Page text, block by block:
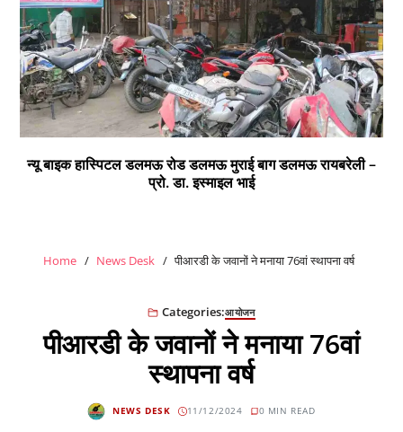
न्यू बाइक हास्पिटल डलमऊ रोड डलमऊ मुराई बाग डलमऊ रायबरेली –
प्रो. डा. इस्माइल भाई
Home News Desk पीआरडी के जवानों ने मनाया 76वां स्थापना वर्ष
Categories:आयोजन
पीआरडी के जवानों ने मनाया 76वां
स्थापना वर्ष
NEWS DESK 11/12/2024 0 MIN READ